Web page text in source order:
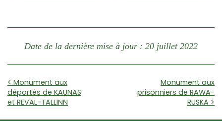
Date de la dernière mise à jour : 20 juillet 2022
< Monument aux
déportés de KAUNAS
et REVAL-TALLINN
Monument aux
prisonniers de RAWA-
RUSKA >